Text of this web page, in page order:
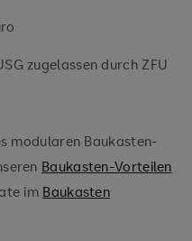
zugelassen durch ZFU
modularen Baukasten-
Baukasten-Vorteilen
im Baukasten